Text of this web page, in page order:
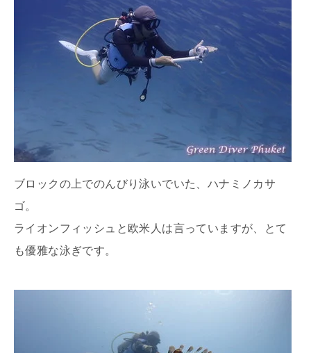
ブロックの上でのんびり泳いでいた、ハナミノカサ
ゴ。
ライオンフィッシュと欧米人は言っていますが、とて
も優雅な泳ぎです。